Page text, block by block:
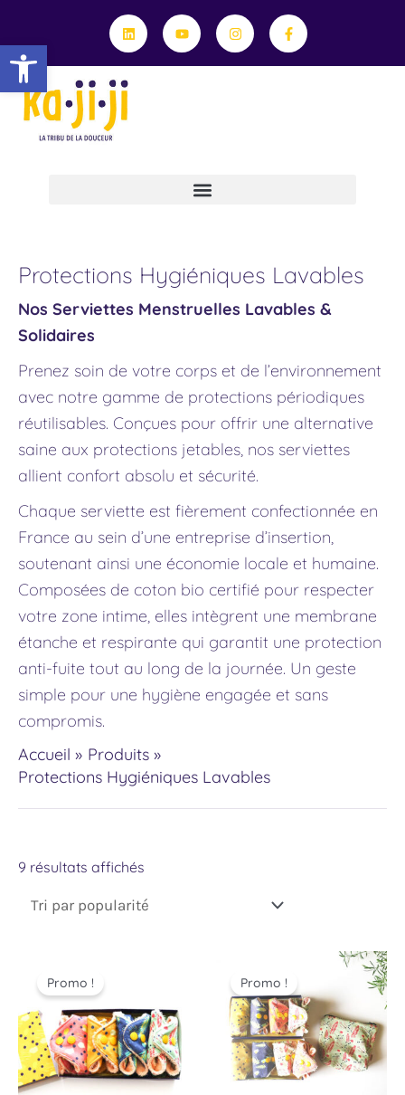
Ouvrir la barre d’outils
contenu
LinkedinYoutubeInstagramFacebook-
f
Protections Hygiéniques Lavables
Nos Serviettes Menstruelles Lavables &
Solidaires
Prenez soin de votre corps et de l’environnement
avec notre gamme de protections périodiques
réutilisables. Conçues pour offrir une alternative
saine aux protections jetables, nos serviettes
allient confort absolu et sécurité.
Chaque serviette est fièrement confectionnée en
France au sein d’une entreprise d’insertion,
soutenant ainsi une économie locale et humaine.
Composées de coton bio certifié pour respecter
votre zone intime, elles intègrent une membrane
étanche et respirante qui garantit une protection
anti-fuite tout au long de la journée. Un geste
simple pour une hygiène engagée et sans
compromis.
Accueil
Produits
Protections Hygiéniques Lavables
9 résultats affichés
Trié
par
Promo !
initial
était :
48.00 €.
est :
43.00 €.
Promo !
prix
initial
était :
105.00 €.
actuel
est :
88.70 €.